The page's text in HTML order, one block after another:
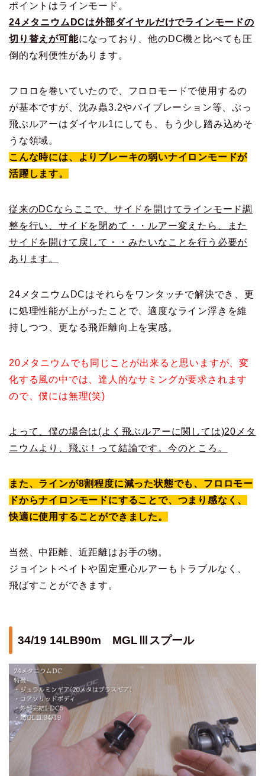
ポイントはラインモード。
24メタニウムDCは外部ダイヤルだけでラインモードの
切り替えが可能になっており、他のDC機と比べても圧
倒的な利便性があります。
フロロを巻いていたので、フロロモードで使用するの
が基本ですが、沈み蟲3.2やバイブレーション等、ぶっ
飛ぶルアーはダイヤル1にしても、もう少し踏み込めそ
うな領域。
こんな時には、よりブレーキの弱いナイロンモードが
活躍します。
従来のDCならここで、サイドを開けてラインモード調
整を行い、サイドを閉めて・・ルアー変えたら、また
サイドを開けて戻して・・みたいなことを行う必要が
あります。
24メタニウムDCはそれらをワンタッチで解決でき、更
に処理性能が上がったことで、適度なライン浮きを維
持しつつ、更なる飛距離向上を実感。
20メタニウムでも同じことが出来ると思いますが、変
化する風の中では、達人的なサミングが要求されます
ので、僕には無理(笑)
よって、僕の場合は(よく飛ぶルアーに関しては)20メタ
ニウムより、飛ぶ！って結論です。今のところ。
また、ラインが8割程度に減った状態でも、フロロモー
ドからナイロンモードにすることで、つまり感なく、
快適に使用することができました。
当然、中距離、近距離はお手の物。
ジョイントベイトや固定重心ルアーもトラブルなく、
飛ばすことができます。
34/19 14LB90m MGLⅢスプール